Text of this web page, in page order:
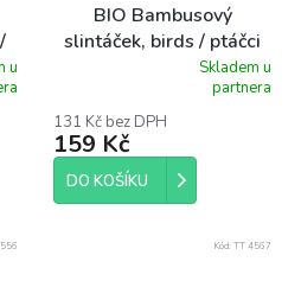
u
BIO Bambusový
slintáček, birds / ptáčci
produktu
je
5,0
5
Skladem u
partnera
131 Kč bez DPH
159 Kč
DO KOŠÍKU
Kód: TT 4567